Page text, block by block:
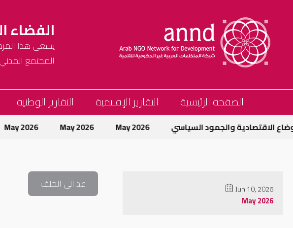
الفضاء
يسعى هذا
المجتمع المدني
الصفحة الرئيسية التقارير الإقليمية التقارير الوطنية
May 2026 May 2026 May 2026 الاقتصادية والجمود السياسي
Jun 10, 2026
May 2026
عد الى الخلف